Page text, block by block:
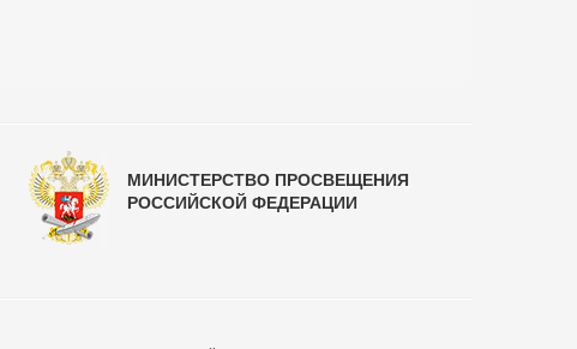
МИНИСТЕРСТВО ПРОСВЕЩЕНИЯ
РОССИЙСКОЙ ФЕДЕРАЦИИ